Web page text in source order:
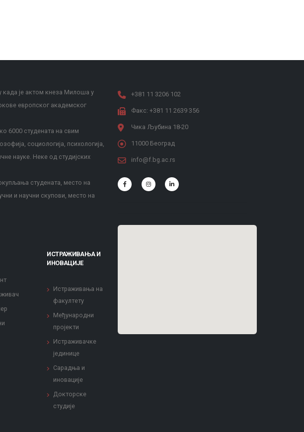
када је актом кнеза Милоша у
европског академског
6000 студената на свим
социологија, психологија,
науке. Неке од студијских
студената, место на
и научни скупови, место на
ИСТРАЖИВАЊА И
ИНОВАЦИЈЕ
Истраживања на
факултету
Међународни
пројекти
Истраживачке
јединице
Сарадња и
иновације
Докторске
студије
+381 11 3206 102
Факс: +381 11 2639 356
Чика Љубина 18-20
11000 Београд
info@f.bg.ac.rs